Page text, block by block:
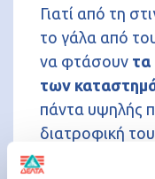
Γιατί από τη
το γάλα από
να φτάσουν τα
των
πάντα υψηλής
διατροφική
Πώς το κάνουμε